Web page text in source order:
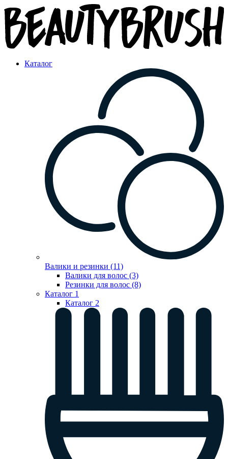
Каталог
Валики и резинки (11)
Валики для волос (3)
Резинки для волос (8)
Каталог 1
Каталог 2